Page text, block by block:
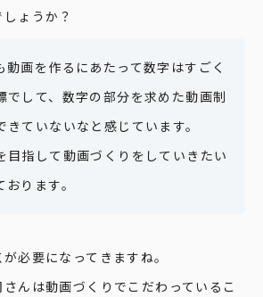
ょうか？
動画を作るにあたって数字はすごく
でして、数字の部分を求めた動画制
きていないなと感じています。
目指して動画づくりをしていきたい
ります。
必要になってきますね。
んは動画づくりでこだわっているこ